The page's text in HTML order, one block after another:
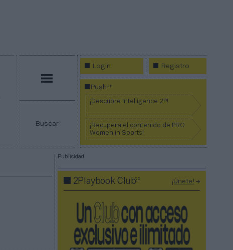
Buscar
Login Registro
Push2P
¡Descubre Intelligence 2P!
¡Recupera el contenido de PRO
Women in Sports!
Publicidad
2Playbook Club2P ¡Únete!